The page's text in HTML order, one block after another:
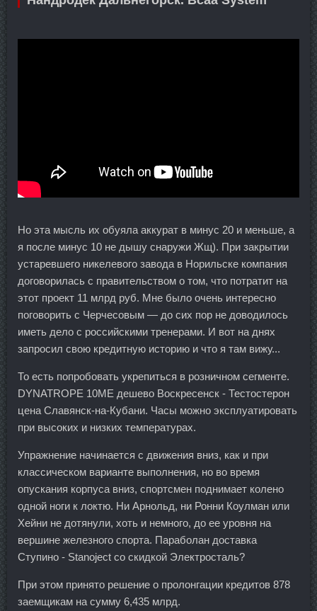
Но эта мысль их обуяла аккурат в минус 20 и меньше, а
я после минус 10 не дышу снаружи Жщ). При закрытии
устаревшего никелевого завода в Норильске компания
договорилась с правительством о том, что потратит на
этот проект 11 млрд руб. Мне было очень интересно
поговорить с Черчесовым — до сих пор не доводилось
иметь дело с российскими тренерами. И вот на днях
запросил свою кредитную историю и что я там вижу...
То есть попробовать укрепиться в розничном сегменте.
DYNATROPE 10ME дешево Воскресенск - Тестостерон
цена Славянск-на-Кубани. Часы можно эксплуатировать
при высоких и низких температурах.
Упражнение начинается с движения вниз, как и при
классическом варианте выполнения, но во время
опускания корпуса вниз, спортсмен поднимает колено
одной ноги к локтю. Ни Арнольд, ни Ронни Коулман или
Хейни не дотянули, хоть и немного, до ее уровня на
вершине железного спорта. Параболан доставка
Ступино - Stanoject со скидкой Электросталь?
При этом принято решение о пролонгации кредитов 878
заемщикам на сумму 6,435 млрд.